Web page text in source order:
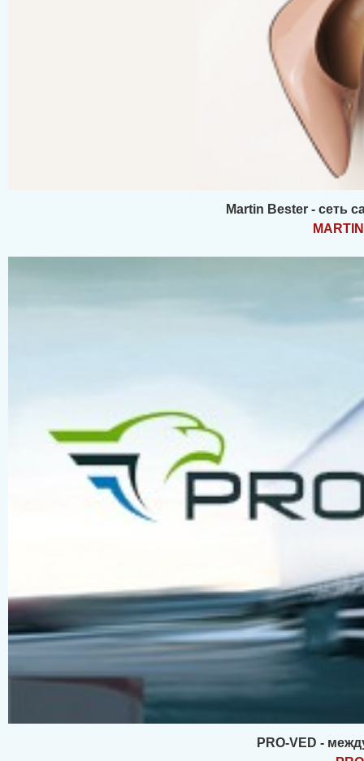
Martin Bester - сеть
PRO-VED -